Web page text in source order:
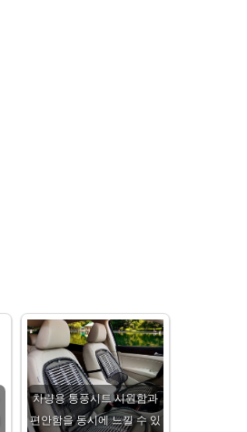
차량용 통풍시트 시원함과
편안함을 동시에 느낄 수 있